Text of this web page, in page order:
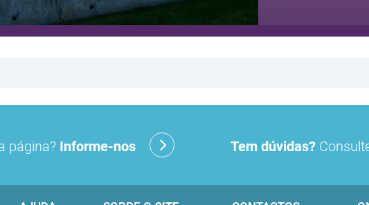
página? Informe-nos Tem dúvidas?